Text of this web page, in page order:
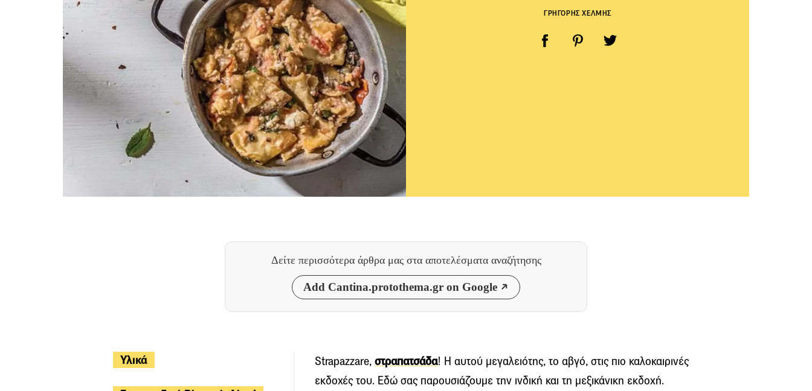
ΓΡΗΓΟΡΗΣ ΧΕΛΜΗΣ
Δείτε περισσότερα άρθρα μας στα αποτελέσματα αναζήτησης
Add Cantina.protothema.gr on Google
Υλικά Strapazzare, στραπατσάδα! Η αυτού μεγαλειότης, το αβγό, στις πιο καλοκαιρινές
εκδοχές του. Εδώ σας παρουσιάζουμε την ινδική και τη μεξικάνικη εκδοχή.